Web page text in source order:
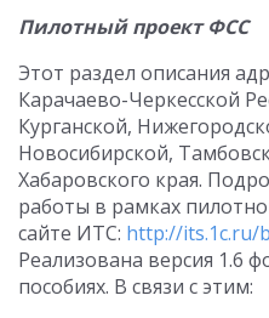
Пилотный проект ФСС
Этот раздел описания
Карачаево-Черкесской
Курганской,
Новосибирской,
Хабаровского края.
работы в рамках
сайте ИТС: http://its.1c.ru/
Реализована версия 1.6
пособиях. В связи с этим: